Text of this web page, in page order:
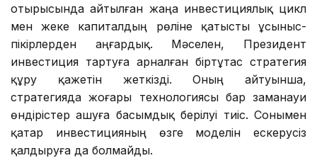
отырысында айтылған жаңа инвестициялық цикл
мен жеке капиталдың рөліне қатысты ұсыныс-
пікірлерден аңғардық. Мәселен, Президент
инвестиция тартуға арналған біртұтас стратегия
құру қажетін жеткізді. Оның айтуынша,
стратегияда жоғары технологиясы бар заманауи
өндірістер ашуға басымдық берілуі тиіс. Сонымен
қатар инвестицияның өзге моделін ескерусіз
қалдыруға да болмайды.